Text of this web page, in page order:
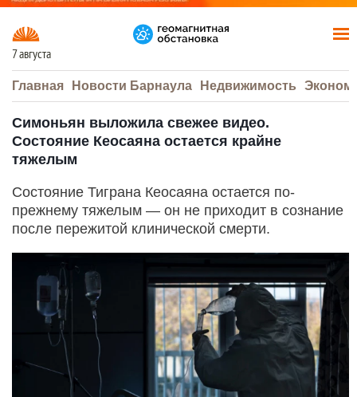
7 августа
Главная Новости Барнаула Недвижимость
Симоньян выложила свежее видео.
Состояние Кеосаяна остается крайне
тяжелым
Состояние Тиграна Кеосаяна остается по-
прежнему тяжелым — он не приходит в сознание
после пережитой клинической смерти.